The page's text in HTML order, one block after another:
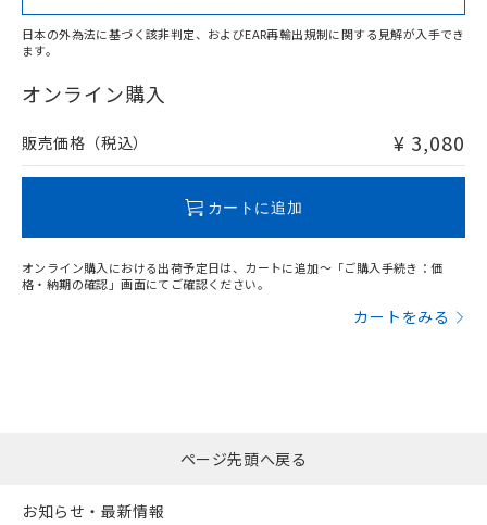
在庫等で未対応品が混在する可能性があります。
問い合わせください。
日本の外為法に基づく該非判定、およびEAR再輸出規制に関する見解が入手でき
ます。
オンライン購入
販売価格（税込） ¥ 3,080
カートに追加
オンライン購入における出荷予定日は、カートに追加～「ご購入手続き：価
格・納期の確認」画面にてご確認ください。
カートをみる
ページ先頭へ戻る
お知らせ・最新情報